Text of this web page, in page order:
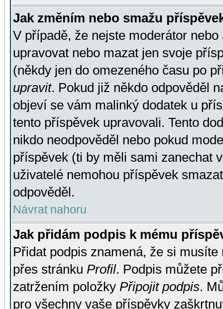
Jak změním nebo smažu
V případě, že nejste moderátor
upravovat nebo mazat jen svoje
(někdy jen do omezeného času po
upravit. Pokud již někdo odpověděl
objeví se vám malinký dodatek u
tento příspěvek upravovali. Tento
nikdo neodpověděl nebo pokud
příspěvek (ti by měli sami zanechat
uživatelé nemohou příspěvek
odpověděl.
Návrat nahoru
Jak přidám podpis k mému
Přidat podpis znamená, že si
přes stránku Profil. Podpis můžete
zatržením položky Připojit podpis.
pro všechny vaše příspěvky